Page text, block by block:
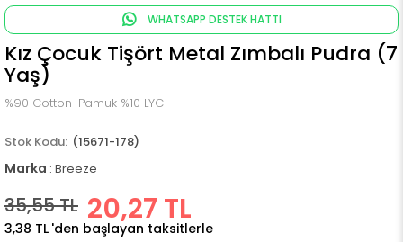
WHATSAPP DESTEK HATTI
Kız Çocuk Tişört Metal Zımbalı Pudra (7
Yaş)
%90 Cotton-Pamuk %10 LYC
(15671-178)
Marka : Breeze
35,55 TL 20,27 TL
3,38 TL 'den başlayan taksitlerle